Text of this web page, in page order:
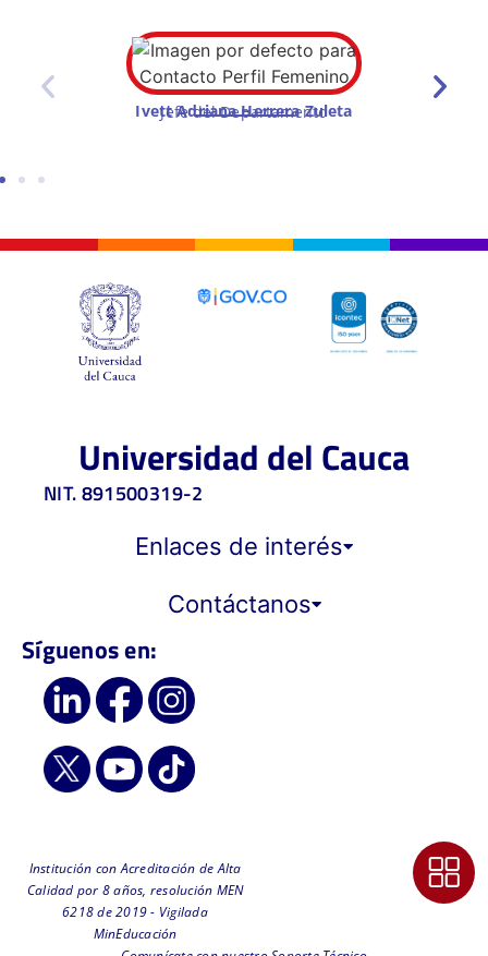
Ivett Adriana Herrera Zuleta
Jefe del Departamento
Universidad del Cauca
NIT. 891500319-2
Enlaces de interés
Contáctanos
Síguenos en:
Institución con Acreditación de Alta
Calidad por 8 años, resolución MEN
6218 de 2019 - Vigilada
MinEducación